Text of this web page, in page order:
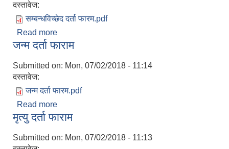
दस्तावेज:
सम्बन्धविच्छेद दर्ता फारम.pdf
Read more
जन्म दर्ता फाराम
Submitted on: Mon, 07/02/2018 - 11:14
दस्तावेज:
जन्म दर्ता फारम.pdf
Read more
मृत्यु दर्ता फाराम
Submitted on: Mon, 07/02/2018 - 11:13